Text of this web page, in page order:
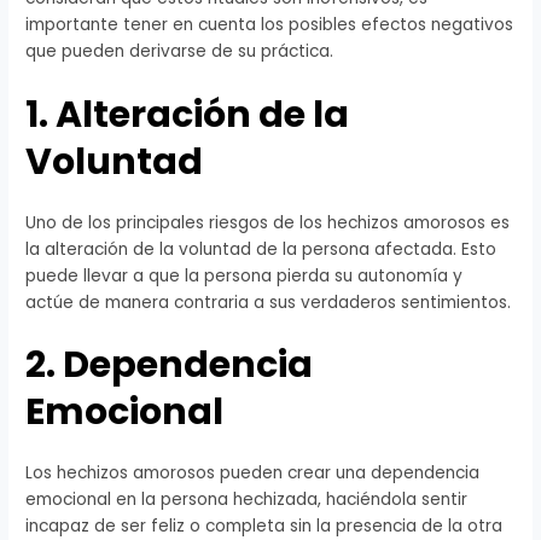
importante tener en cuenta los posibles efectos negativos
que pueden derivarse de su práctica.
1. Alteración de la
Voluntad
Uno de los principales riesgos de los hechizos amorosos es
la alteración de la voluntad de la persona afectada. Esto
puede llevar a que la persona pierda su autonomía y
actúe de manera contraria a sus verdaderos sentimientos.
2. Dependencia
Emocional
Los hechizos amorosos pueden crear una dependencia
emocional en la persona hechizada, haciéndola sentir
incapaz de ser feliz o completa sin la presencia de la otra